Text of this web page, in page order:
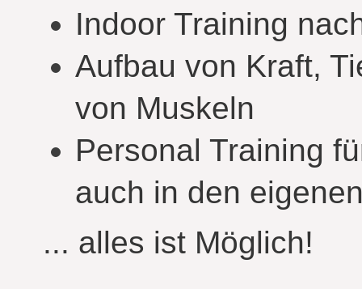
Indoor Training
Aufbau von Kraft,
von Muskeln
Personal Training
auch in den
... alles ist Möglich!